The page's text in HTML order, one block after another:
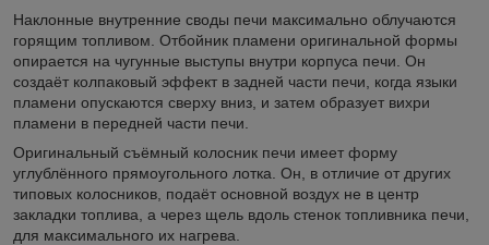
Наклонные внутренние своды печи максимально облучаются
горящим топливом. Отбойник пламени оригинальной формы
опирается на чугунные выступы внутри корпуса печи. Он
создаёт колпаковый эффект в задней части печи, когда языки
пламени опускаются сверху вниз, и затем образует вихри
пламени в передней части печи.
Оригинальный съёмный колосник печи имеет форму
углублённого прямоугольного лотка. Он, в отличие от других
типовых колосников, подаёт основной воздух не в центр
закладки топлива, а через щель вдоль стенок топливника печи,
для максимального их нагрева.